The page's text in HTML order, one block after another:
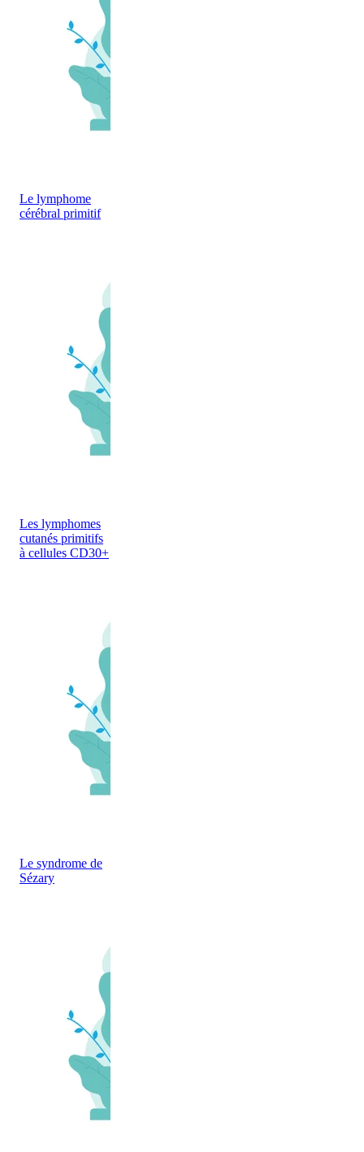
Le lymphome
cérébral primitif
Les lymphomes
cutanés primitifs
à cellules CD30+
Le syndrome de
Sézary